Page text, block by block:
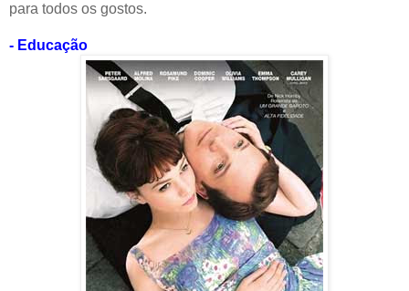
para todos os gostos.
- Educação